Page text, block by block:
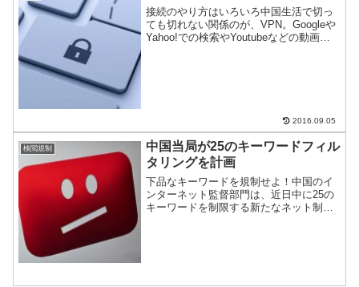
接続のやり方はいろいろ中国生活で切っ
ても切れない関係のが、VPN。Googleや
Yahoo!での検索やYoutubeなどの動画は
2016.09.05
検閲規制
中国当局が25のキーワードフィル
タリングを計画
下品なキーワードを規制せよ！中国のイ
ンターネット監督部門は、近日中に25の
キーワードを制限する新たなネット制限